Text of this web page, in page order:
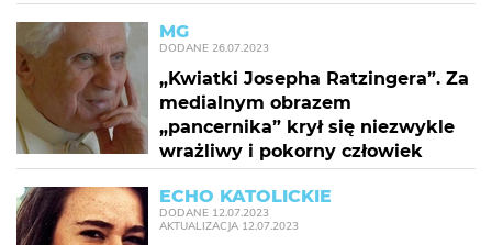
MG
DODANE 26.07.2023
„Kwiatki Josepha Ratzingera”. Za
medialnym obrazem
„pancernika” krył się niezwykle
wrażliwy i pokorny człowiek
ECHO KATOLICKIE
DODANE 12.07.2023
AKTUALIZACJA 12.07.2023